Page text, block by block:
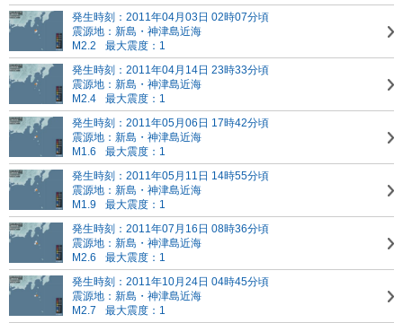
発生時刻：2011年04月03日 02時07分頃
震源地：新島・神津島近海
M2.2
最大震度：1
発生時刻：2011年04月14日 23時33分頃
震源地：新島・神津島近海
M2.4
最大震度：1
発生時刻：2011年05月06日 17時42分頃
震源地：新島・神津島近海
M1.6
最大震度：1
発生時刻：2011年05月11日 14時55分頃
震源地：新島・神津島近海
M1.9
最大震度：1
発生時刻：2011年07月16日 08時36分頃
震源地：新島・神津島近海
M2.6
最大震度：1
発生時刻：2011年10月24日 04時45分頃
震源地：新島・神津島近海
M2.7
最大震度：1